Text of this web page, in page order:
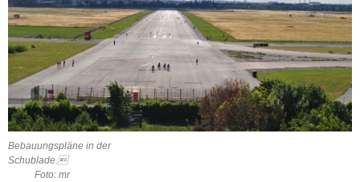
Bebauungspläne in der
Schublade.
Foto: mr